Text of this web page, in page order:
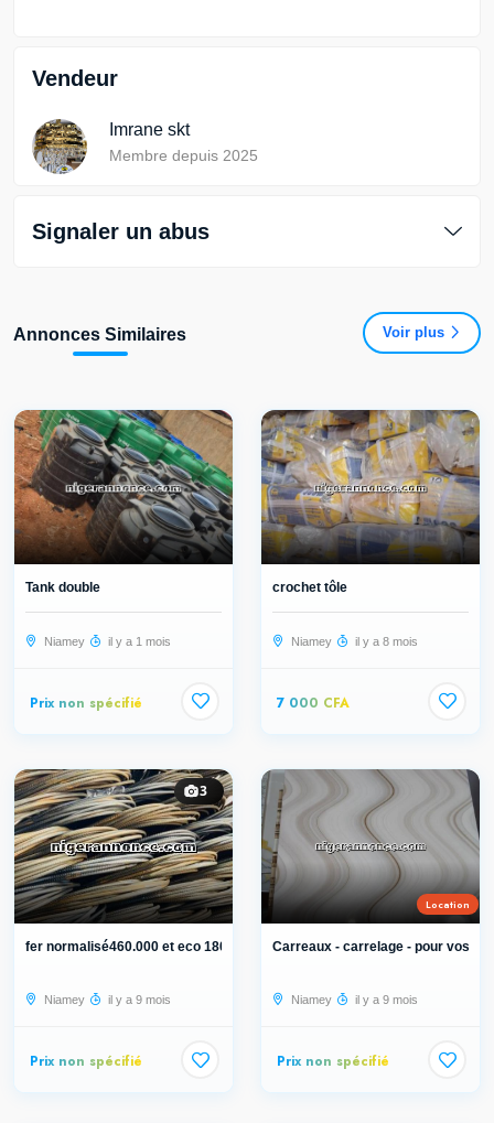
Vendeur
Imrane skt
Membre depuis 2025
Signaler un abus
Annonces Similaires Voir plus
Tank double
Niamey il y a 1 mois
Prix non spécifié
crochet tôle
Niamey il y a 8 mois
7 000 CFA
3
fer normalisé460.000 et eco 180.000
Niamey il y a 9 mois
Prix non spécifié
Location
Carreaux - carrelage - pour vos
Niamey il y a 9 mois
Prix non spécifié